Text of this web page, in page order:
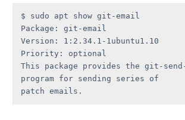
$ sudo apt show git-email
Package: git-email
Version: 1:2.34.1-1ubuntu1.10
Priority: optional
This package provides the git-
program for sending series of
patch emails.